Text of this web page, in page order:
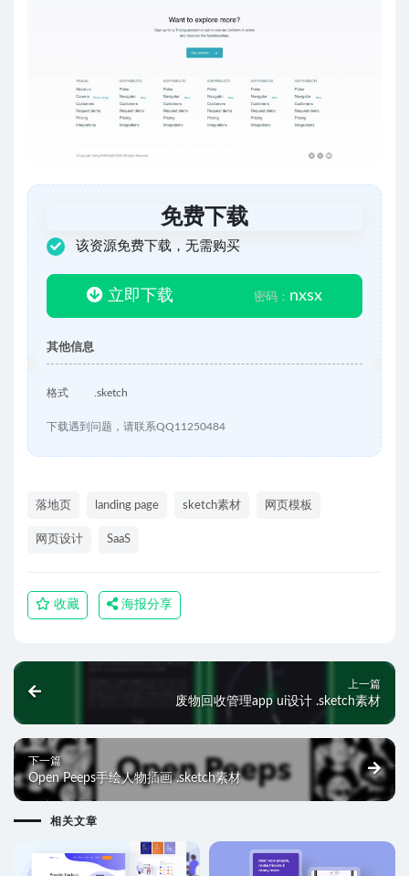
免费下载
该资源免费下载，无需购买
立即下载 密码： nxsx
其他信息
格式 .sketch
下载遇到问题，请联系QQ11250484
落地页 landing page sketch素材 网页模板
网页设计 SaaS
收藏 海报分享
上一篇
废物回收管理app ui设计 .sketch素材
下一篇
Open Peeps手绘人物插画 .sketch素材
相关文章